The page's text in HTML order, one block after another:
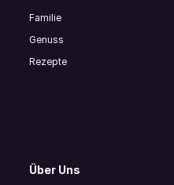
Familie
Genuss
Rezepte
Über Uns